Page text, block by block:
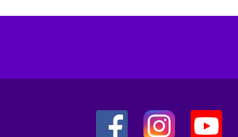
ク